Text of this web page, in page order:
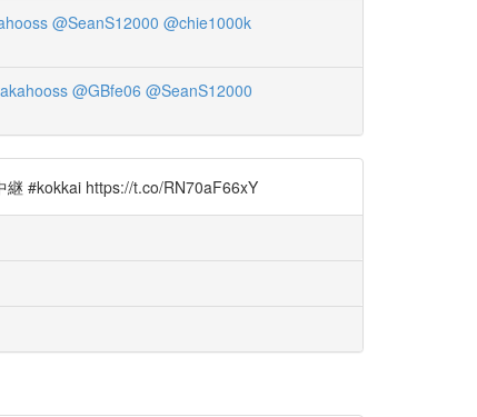
@SeanS12000 @chie1000k
@GBfe06 @SeanS12000
継 #kokkai https://t.co/RN70aF66xY